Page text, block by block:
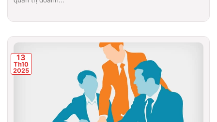
13
Th10
2025